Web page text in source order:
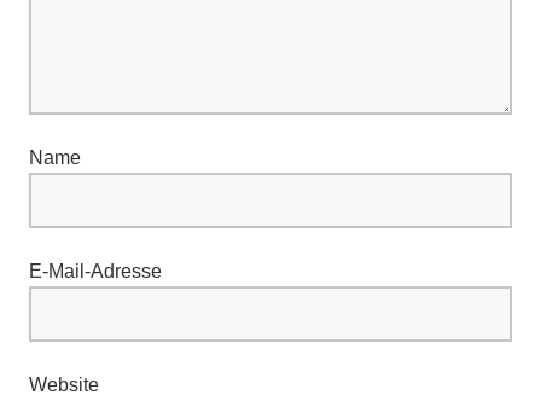
Name
E-Mail-Adresse
Website